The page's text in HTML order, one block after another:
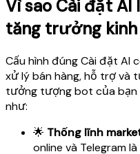
Vì sao Cài đặt
tăng trưởng kinh
Cấu hình đúng Cài đặt AI
xử lý bán hàng, hỗ trợ và
tưởng tượng bot của bạn
như:
🌟 Thống lĩnh
online và Telegram